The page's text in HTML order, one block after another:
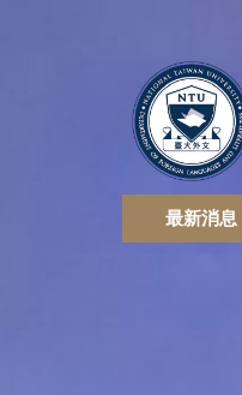
最新消息